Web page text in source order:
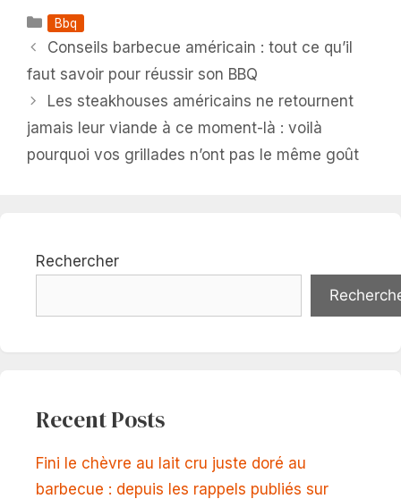
Catégories
Bbq
Conseils barbecue américain : tout ce qu’il
faut savoir pour réussir son BBQ
Les steakhouses américains ne retournent
jamais leur viande à ce moment-là : voilà
pourquoi vos grillades n’ont pas le même goût
Rechercher
Recent Posts
Fini le chèvre au lait cru juste doré au
barbecue : depuis les rappels publiés sur